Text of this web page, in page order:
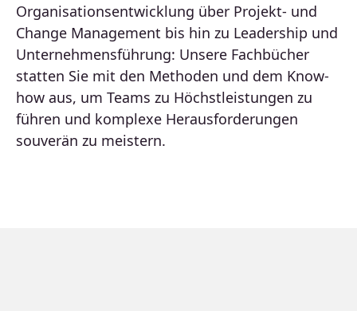
Organisationsentwicklung über Projekt- und
Change Management bis hin zu Leadership und
Unternehmensführung: Unsere Fachbücher
statten Sie mit den Methoden und dem Know-
how aus, um Teams zu Höchstleistungen zu
führen und komplexe Herausforderungen
souverän zu meistern.